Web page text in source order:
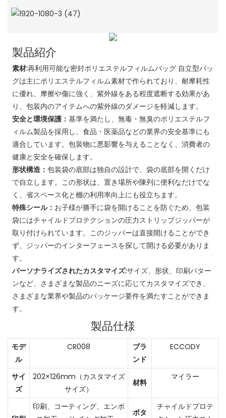
製品紹介
素材:再利用可能な密封ポリエステルフィルムバッグ 自立型バッ
グは主にポリエステルフィルム素材で作られており、耐摩耗性
に優れ、摩擦や傷に強く、紫外線をある程度遮断する効果があ
り、包装内のアイテムへの紫外線のダメージを軽減します。
安全と環境保護： 基準を満たし、無毒・無臭のポリエステルフ
ィルム製品を採用し、食品・医薬品などの業界の安全基準にも
適合しています。包装物に悪影響を与えることなく、消費者の
健康と安全を確保します。
形状構造： 包装袋の底部は独自の設計で、袋の底部を開くだけ
で自立します。この形状は、置き場所や陳列に便利なだけでな
く、省スペース化と棚の利用率向上にも役立ちます。
特殊シール： お子様が勝手に袋を開けることを防ぐため、包装
袋にはチャイルドプロテクションの圧力ストリップジッパーが
取り付けられています。このジッパーは直接開けることができ
ず、ジッパーのインターフェースを探して開ける必要がありま
す。
パーソナライズされたカスタマイズ:サイズ、形状、印刷パター
ンなど、さまざまな製品のニーズに応じてカスタマイズでき、
さまざまな業界や製品のパッケージ要件を満たすことができま
す。
製品仕様
モデ
ル
CR008
ブラ
ンド
ECCODY
サイ
ズ
202×126mm（カスタマイズ
サイズ）
材料
マイラー
印刷、コーティング、エンボ
ボタ
チャイルドプロテ